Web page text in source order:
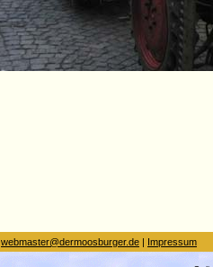
webmaster@dermoosburger.de | Impressum